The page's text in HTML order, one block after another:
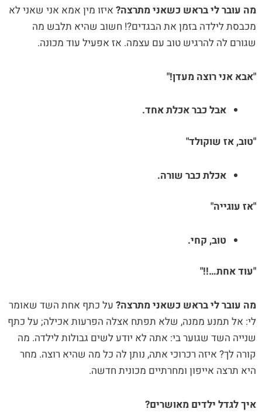
מה עובר לי בראש כשאני מתרצה? איזו מין אמא אני שאני לא
מכבסת לילדה בזמן את הבגדים?! חשוב שהיא תלבש מה
שגורם לה להרגיש טוב עם עצמה. אז אפעיל עוד מכונה.
"אבא אני רוצה מעדן!"
אבל כבר אכלת אחד.
"טוב, אז שוקולד"
אכלת כבר שורה.
"אז עוגייה"
טוב, קחי.
"עוד אחת…!!"
מה עובר לי בראש כשאני מתרצה? על כתף אחת השד שאומר
לי: אל תמנע ממנה, שלא תפתח אצלה הפרעות אכילה; על כתף
שנייה השד שגוער בי: אתה לא יודע לשים גבולות לילדה. מה
קורה לך? איזה רכרוכי אתה, נותן לה כל מה שהיא רוצה. מחר
היא תרצה אייפון ומחרתיים מכונית חדשה.
איך לגדל ילדים מאושרים?